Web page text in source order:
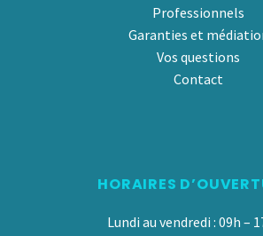
Professionnels
Garanties et
Vos questions
Contact
HORAIRES
Lundi au vendredi : 09h –